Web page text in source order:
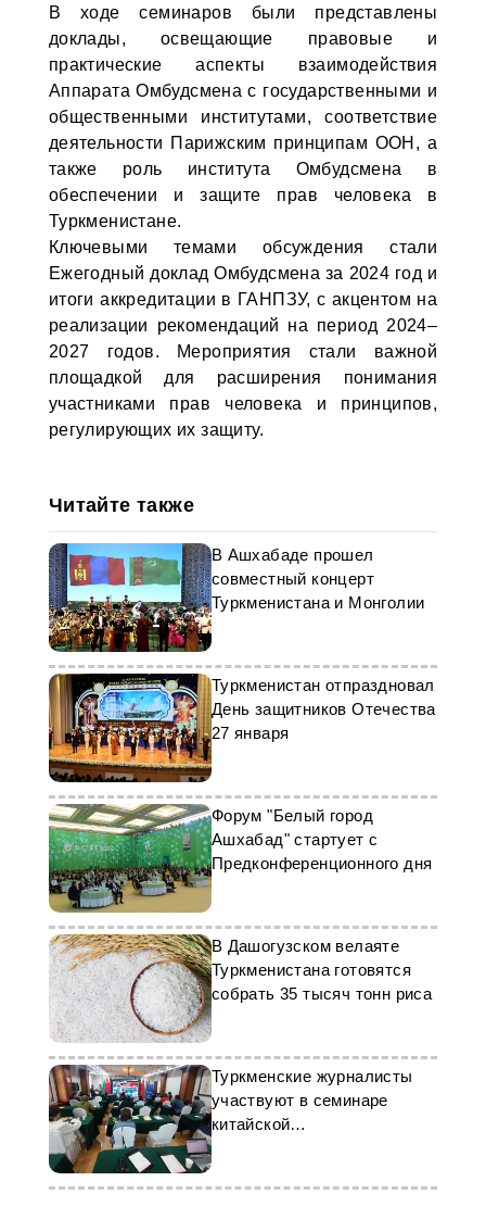
В ходе семинаров были представлены
доклады, освещающие правовые и
практические аспекты взаимодействия
Аппарата Омбудсмена с государственными и
общественными институтами, соответствие
деятельности Парижским принципам ООН, а
также роль института Омбудсмена в
обеспечении и защите прав человека в
Туркменистане.
Ключевыми темами обсуждения стали
Ежегодный доклад Омбудсмена за 2024 год и
итоги аккредитации в ГАНПЗУ, с акцентом на
реализации рекомендаций на период 2024–
2027 годов. Мероприятия стали важной
площадкой для расширения понимания
участниками прав человека и принципов,
регулирующих их защиту.
Читайте также
В Ашхабаде прошел
совместный концерт
Туркменистана и Монголии
Туркменистан отпраздновал
День защитников Отечества
27 января
Форум "Белый город
Ашхабад" стартует с
Предконференционного дня
В Дашогузском велаяте
Туркменистана готовятся
собрать 35 тысяч тонн риса
Туркменские журналисты
участвуют в семинаре
китайской
телерадиокомпании CBIC